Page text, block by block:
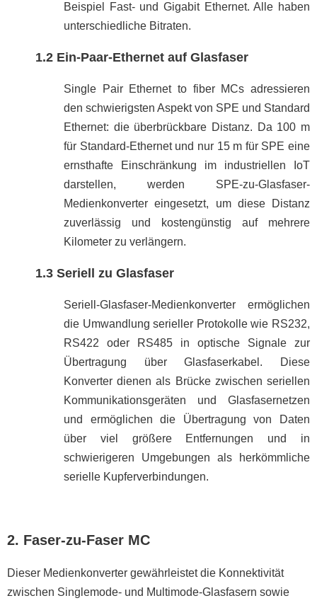
Beispiel Fast- und Gigabit Ethernet. Alle haben
unterschiedliche Bitraten.
1.2 Ein-Paar-Ethernet auf Glasfaser
Single Pair Ethernet to fiber MCs adressieren
den schwierigsten Aspekt von SPE und Standard
Ethernet: die überbrückbare Distanz. Da 100 m
für Standard-Ethernet und nur 15 m für SPE eine
ernsthafte Einschränkung im industriellen IoT
darstellen, werden SPE-zu-Glasfaser-
Medienkonverter eingesetzt, um diese Distanz
zuverlässig und kostengünstig auf mehrere
Kilometer zu verlängern.
1.3 Seriell zu Glasfaser
Seriell-Glasfaser-Medienkonverter ermöglichen
die Umwandlung serieller Protokolle wie RS232,
RS422 oder RS485 in optische Signale zur
Übertragung über Glasfaserkabel. Diese
Konverter dienen als Brücke zwischen seriellen
Kommunikationsgeräten und Glasfasernetzen
und ermöglichen die Übertragung von Daten
über viel größere Entfernungen und in
schwierigeren Umgebungen als herkömmliche
serielle Kupferverbindungen.
2. Faser-zu-Faser MC
Dieser Medienkonverter gewährleistet die Konnektivität
zwischen Singlemode- und Multimode-Glasfasern sowie